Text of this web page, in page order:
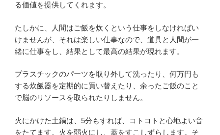
る価値を提供してくれます。
たしかに、人間はご飯を炊くという仕事をしなければい
けませんが、それは楽しい仕事なので、道具と人間が一
緒に仕事をし、結果として最高の結果が現れます。
プラスチックのパーツを取り外して洗ったり、何万円も
する炊飯器を定期的に買い替えたり、余ったご飯のこと
で脳のリソースを取られたりしません。
火にかけた土鍋は、5分もすれば、コトコトと心地よい音
をたてます。火を弱火にし、蓋をすこしずらします。そ